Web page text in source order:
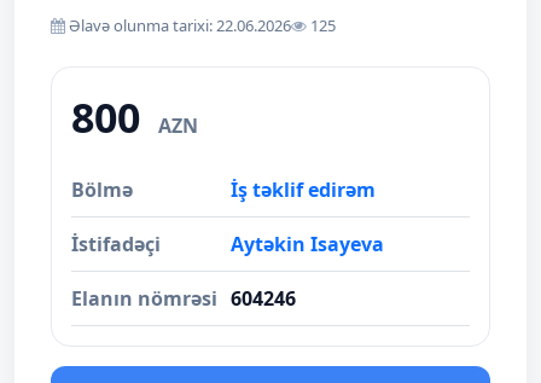
Əlavə olunma tarixi: 22.06.2026 125
800 AZN
Bölmə İş təklif edirəm
İstifadəçi Aytəkin Isayeva
Elanın nömrəsi 604246